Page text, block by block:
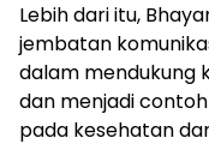
Lebih dari itu,
jembatan
dalam mendukung
dan menjadi
pada kesehatan